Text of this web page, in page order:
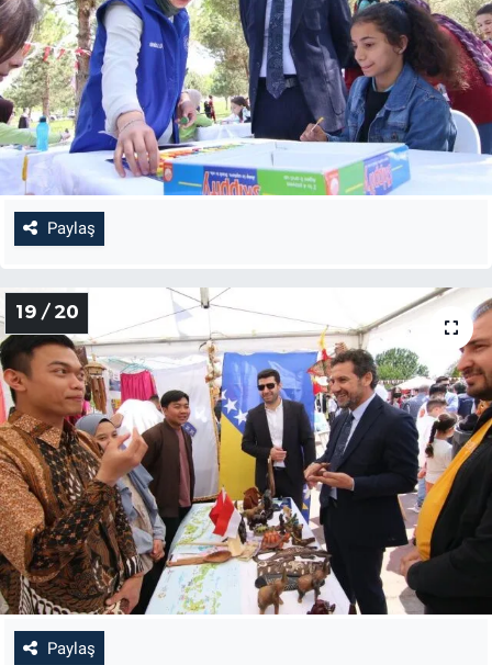
Paylaş
19 / 20
Paylaş